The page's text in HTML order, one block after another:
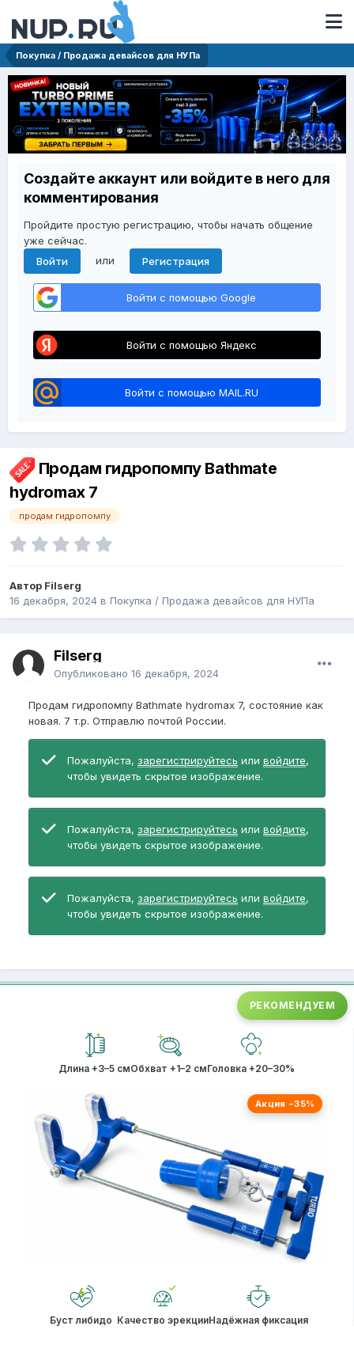
Покупка / Продажа девайсов для НУПа
Создайте аккаунт или войдите в него для
комментирования
Пройдите простую регистрацию, чтобы начать общение
уже сейчас.
Войти
или Регистрация
Войти с помощью Google
Войти с помощью Яндекс
Войти с помощью MAIL.RU
Продам гидропомпу Bathmate
hydromax 7
продам гидропомпу
Автор Filserg
16 декабря, 2024 в Покупка / Продажа девайсов для НУПа
Filserg
Опубликовано 16 декабря, 2024
Продам гидропомпу Bathmate hydromax 7, состояние как
новая. 7 т.р. Отправлю почтой России.
Пожалуйста, зарегистрируйтесь или войдите,
чтобы увидеть скрытое изображение.
Пожалуйста, зарегистрируйтесь или войдите,
чтобы увидеть скрытое изображение.
Пожалуйста, зарегистрируйтесь или войдите,
чтобы увидеть скрытое изображение.
РЕКОМЕНДУЕМ
Длина +3–5 смОбхват +1–2 смГоловка +20–30%
Акция −35%
Буст либидо Качество эрекцииНадёжная фиксация